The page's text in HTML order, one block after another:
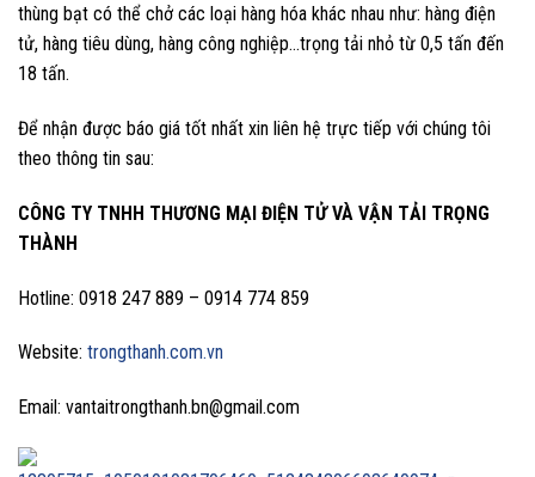
thùng bạt có thể chở các loại hàng hóa khác nhau như: hàng điện
tử, hàng tiêu dùng, hàng công nghiệp…trọng tải nhỏ từ 0,5 tấn đến
18 tấn.
Để nhận được báo giá tốt nhất xin liên hệ trực tiếp với chúng tôi
theo thông tin sau:
CÔNG TY TNHH THƯƠNG MẠI ĐIỆN TỬ VÀ VẬN TẢI TRỌNG
THÀNH
Hotline: 0918 247 889 – 0914 774 859
Website: trongthanh.com.vn
Email: vantaitrongthanh.bn@gmail.com